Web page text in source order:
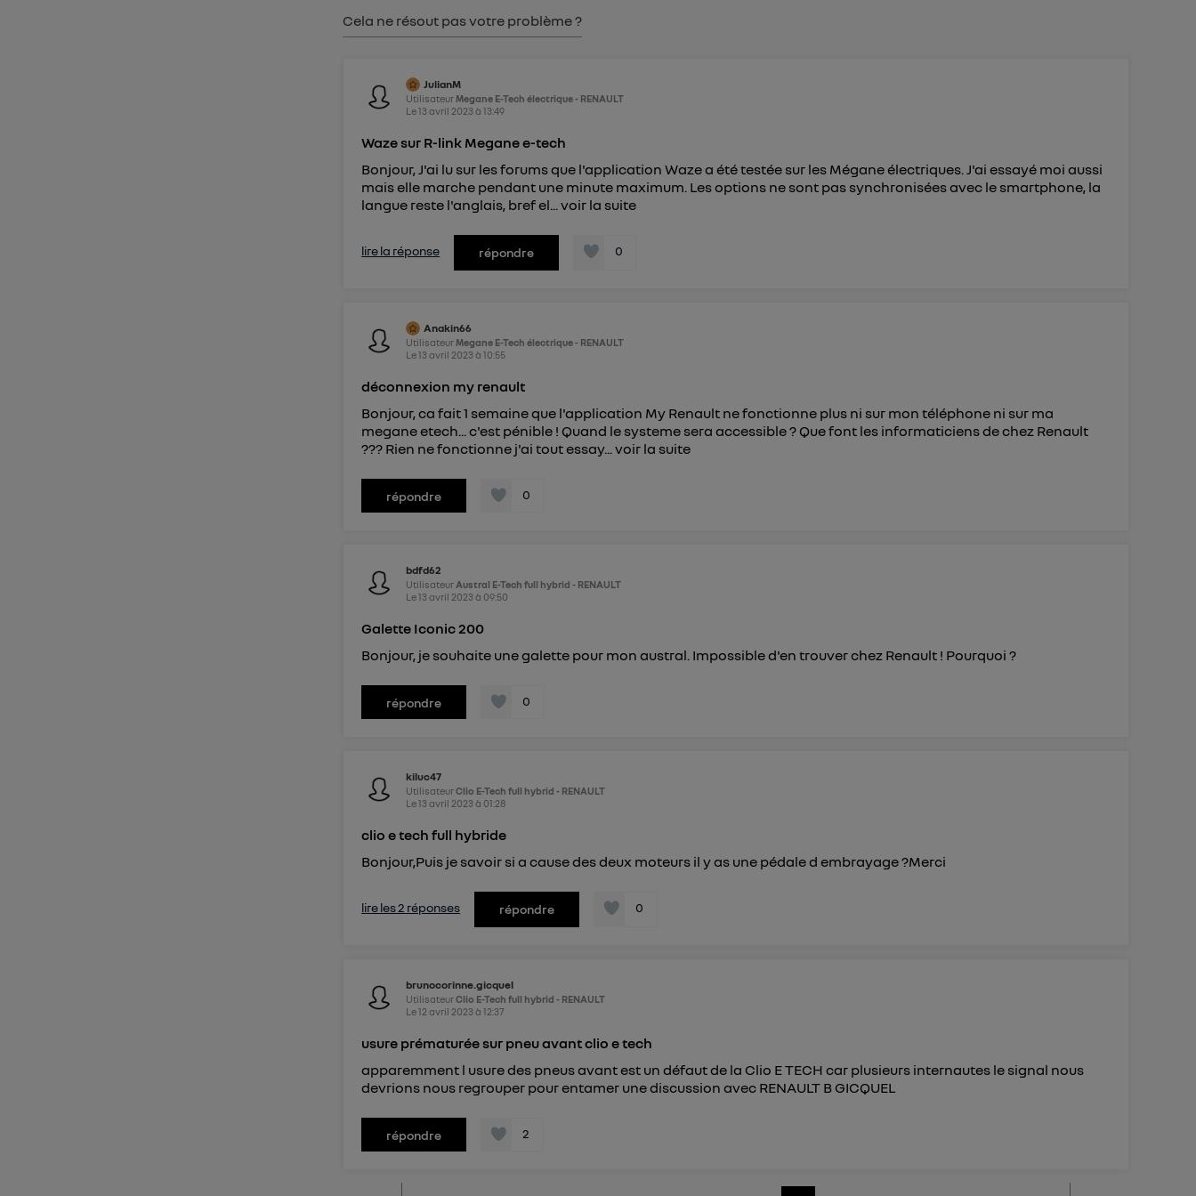
Cela ne résout pas votre problème ?
JulianM
Utilisateur Megane E-Tech électrique - RENAULT
Le13 avril 2023 à13:49
Waze sur R-link Megane e-tech
Bonjour, J'ai lu sur les forums que l'application Waze a été testée sur les Mégane électriques. J'ai essayé moi aussi
mais elle marche pendant une minute maximum. Les options ne sont pas synchronisées avec le smartphone, la
langue reste l'anglais, bref el...voir la suite
lire la réponse répondre 0
Anakin66
Utilisateur Megane E-Tech électrique - RENAULT
Le13 avril 2023 à10:55
déconnexion my renault
Bonjour, ca fait 1 semaine que l'application My Renault ne fonctionne plus ni sur mon téléphone ni sur ma
megane etech... c'est pénible ! Quand le systeme sera accessible ? Que font les informaticiens de chez Renault
??? Rien ne fonctionne j'ai tout essay...voir la suite
répondre 0
bdfd62
Utilisateur Austral E-Tech full hybrid - RENAULT
Le13 avril 2023 à 09:50
Galette Iconic 200
Bonjour, je souhaite une galette pour mon austral. Impossible d'en trouver chez Renault ! Pourquoi ?
répondre 0
kiluc47
UtilisateurClio E-Tech full hybrid - RENAULT
Le13 avril 2023 à 01:28
clio e tech full hybride
Bonjour,Puis je savoir si a cause des deux moteurs il y as une pédale d embrayage ?Merci
lire les 2 réponses répondre 0
brunocorinne.gicquel
UtilisateurClio E-Tech full hybrid - RENAULT
Le12 avril 2023 à12:37
usure prématurée sur pneu avant clio e tech
apparemment l usure des pneus avant est un défaut de la Clio E TECH car plusieurs internautes le signal nous
devrions nous regrouper pour entamer une discussion avec RENAULT B GICQUEL
répondre 2
") ou via la page « gérer Utiq » en bas de ce site. Pour plus